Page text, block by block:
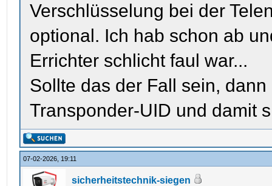
Verschlüsselung bei der
optional. Ich hab schon ab
Errichter schlicht faul war...
Sollte das der Fall sein,
Transponder-UID und damit
07-02-2026, 19:11
sicherheitstechnik-siegen